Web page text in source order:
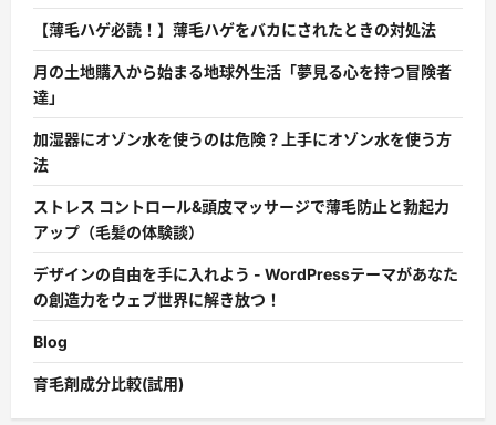
【薄毛ハゲ必読！】薄毛ハゲをバカにされたときの対処法
月の土地購入から始まる地球外生活「夢見る心を持つ冒険者
達」
加湿器にオゾン水を使うのは危険？上手にオゾン水を使う方
法
ストレス コントロール&頭皮マッサージで薄毛防止と勃起力
アップ（毛髪の体験談）
デザインの自由を手に入れよう - WordPressテーマがあなた
の創造力をウェブ世界に解き放つ！
Blog
育毛剤成分比較(試用)